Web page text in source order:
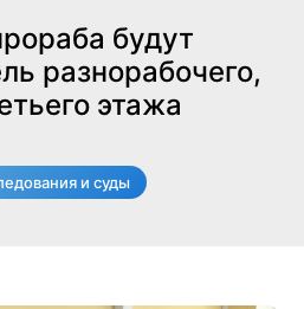
будут
разнорабочего,
этажа
и суды